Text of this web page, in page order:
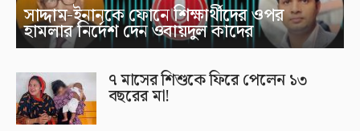
সাদ্দাম-ইনানকে ফোনে শিক্ষার্থীদের ওপর
হামলার নির্দেশ দেন ওবায়দুল কাদের
৭ মাসের শিশুকে ফিরে পেলেন ১৩
বছরের মা!